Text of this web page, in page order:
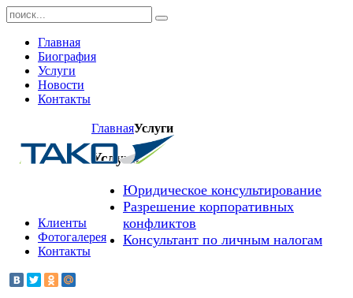
Главная
Биография
Услуги
Новости
Контакты
ГлавнаяУслуги
Услуги
Юридическое консультирование
Разрешение корпоративных
конфликтов
Консультант по личным налогам
Клиенты
Фотогалерея
Контакты